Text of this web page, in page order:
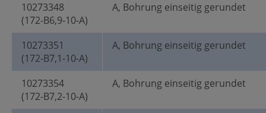
10273348
(172-B6,9-10-A)
A, Bohrung einseitig gerundet
10273351
(172-B7,1-10-A)
A, Bohrung einseitig gerundet
10273354
(172-B7,2-10-A)
A, Bohrung einseitig gerundet